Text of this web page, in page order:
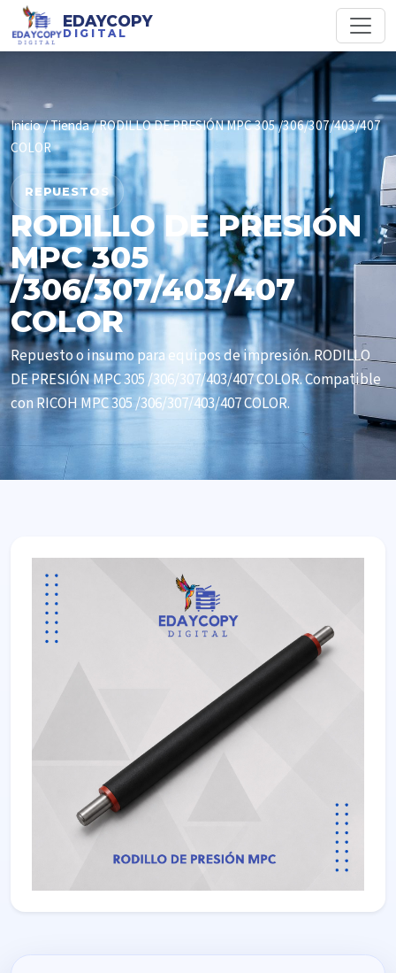
EDAYCOPY
DIGITAL
Inicio/Tienda/ RODILLO DE PRESIÓN MPC 305 /306/307/403/407
COLOR
REPUESTOS
RODILLO DE PRESIÓN
MPC 305
/306/307/403/407
COLOR
Repuesto o insumo para equipos de impresión. RODILLO
DE PRESIÓN MPC 305 /306/307/403/407 COLOR. Compatible
con RICOH MPC 305 /306/307/403/407 COLOR.